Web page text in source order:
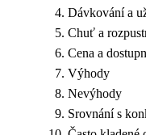
Dávkování a
Chuť a
Cena a
Výhody
Nevýhody
Srovnání s